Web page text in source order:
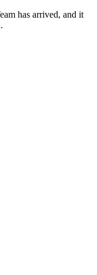
has arrived, and it